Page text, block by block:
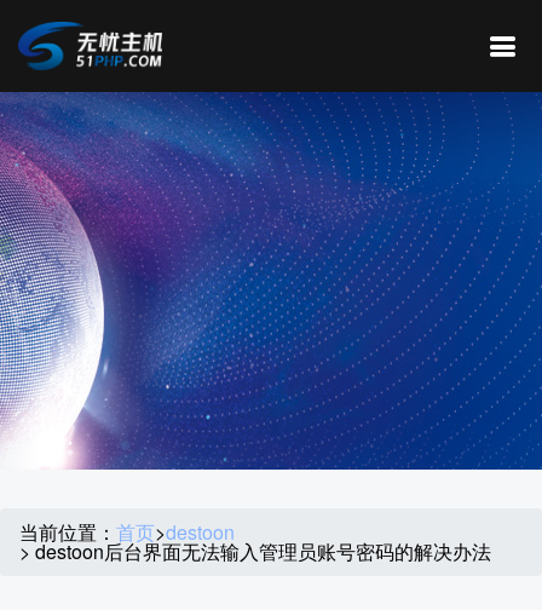
当前位置： 首页>destoon
> destoon后台界面无法输入管理员账号密码的解决办法